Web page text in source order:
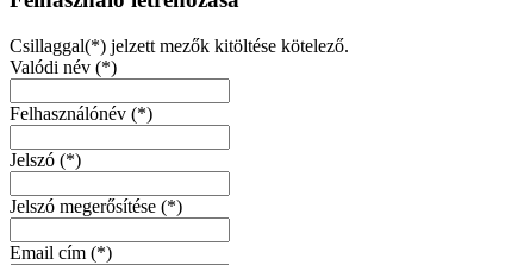
Csillaggal(*) jelzett mezők kitöltése kötelező.
Valódi név (*)
Felhasználónév (*)
Jelszó (*)
Jelszó megerősítése (*)
Email cím (*)